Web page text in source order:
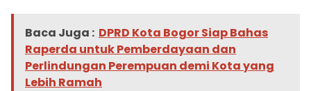
Baca Juga : DPRD Kota Bogor Siap Bahas
Raperda untuk Pemberdayaan dan
Perlindungan Perempuan demi Kota yang
Lebih Ramah